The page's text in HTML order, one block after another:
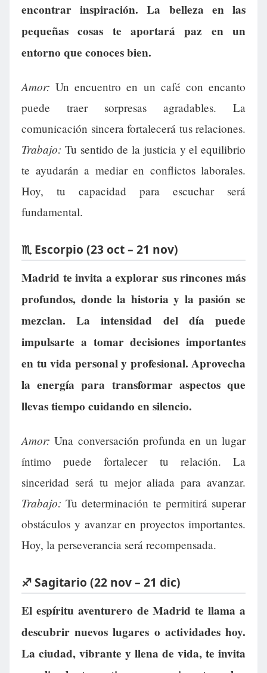
encontrar inspiración. La belleza en las
pequeñas cosas te aportará paz en un
entorno que conoces bien.
Amor: Un encuentro en un café con encanto
puede traer sorpresas agradables. La
comunicación sincera fortalecerá tus relaciones.
Trabajo: Tu sentido de la justicia y el equilibrio
te ayudarán a mediar en conflictos laborales.
Hoy, tu capacidad para escuchar será
fundamental.
♏ Escorpio (23 oct – 21 nov)
Madrid te invita a explorar sus rincones más
profundos, donde la historia y la pasión se
mezclan. La intensidad del día puede
impulsarte a tomar decisiones importantes
en tu vida personal y profesional. Aprovecha
la energía para transformar aspectos que
llevas tiempo cuidando en silencio.
Amor: Una conversación profunda en un lugar
íntimo puede fortalecer tu relación. La
sinceridad será tu mejor aliada para avanzar.
Trabajo: Tu determinación te permitirá superar
obstáculos y avanzar en proyectos importantes.
Hoy, la perseverancia será recompensada.
♐ Sagitario (22 nov – 21 dic)
El espíritu aventurero de Madrid te llama a
descubrir nuevos lugares o actividades hoy.
La ciudad, vibrante y llena de vida, te invita